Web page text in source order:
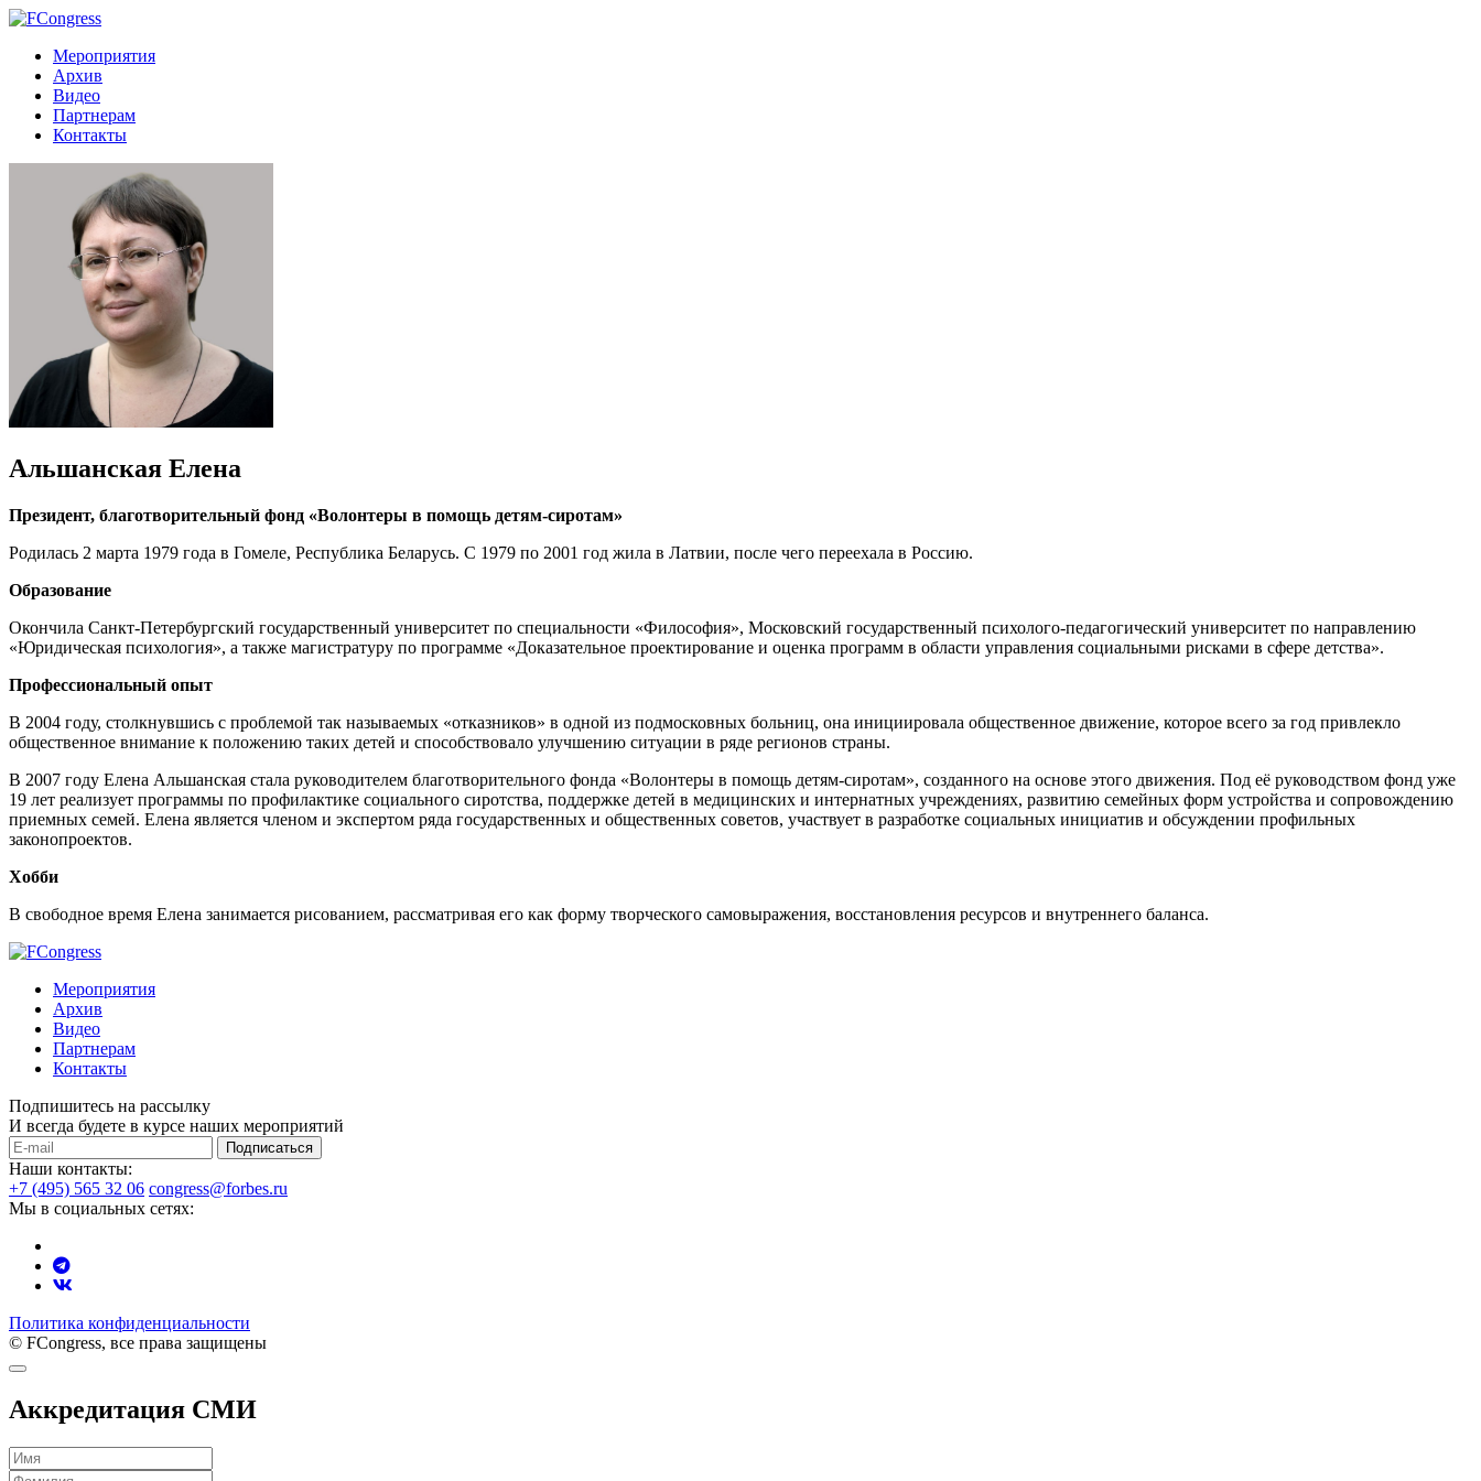
Мероприятия
Архив
Видео
Партнерам
Контакты
Альшанская Елена
Президент, благотворительный фонд «Волонтеры в помощь детям-сиротам»
Родилась 2 марта 1979 года в Гомеле, Республика Беларусь. С 1979 по 2001 год жила в Латвии, после чего переехала в Россию.
Образование
Окончила Санкт-Петербургский государственный университет по специальности «Философия», Московский государственный психолого-педагогический университет по направлению
«Юридическая психология», а также магистратуру по программе «Доказательное проектирование и оценка программ в области управления социальными рисками в сфере детства».
Профессиональный опыт
В 2004 году, столкнувшись с проблемой так называемых «отказников» в одной из подмосковных больниц, она инициировала общественное движение, которое всего за год привлекло
общественное внимание к положению таких детей и способствовало улучшению ситуации в ряде регионов страны.
В 2007 году Елена Альшанская стала руководителем благотворительного фонда «Волонтеры в помощь детям-сиротам», созданного на основе этого движения. Под её руководством фонд уже
19 лет реализует программы по профилактике социального сиротства, поддержке детей в медицинских и интернатных учреждениях, развитию семейных форм устройства и сопровождению
приемных семей. Елена является членом и экспертом ряда государственных и общественных советов, участвует в разработке социальных инициатив и обсуждении профильных
законопроектов.
Хобби
В свободное время Елена занимается рисованием, рассматривая его как форму творческого самовыражения, восстановления ресурсов и внутреннего баланса.
Мероприятия
Архив
Видео
Партнерам
Контакты
Подпишитесь на рассылку
И всегда будете в курсе наших мероприятий
Подписаться
Наши контакты:
+7 (495) 565 32 06 congress@forbes.ru
Мы в социальных сетях:
Политика конфиденциальности
© FCongress, все права защищены
Аккредитация СМИ